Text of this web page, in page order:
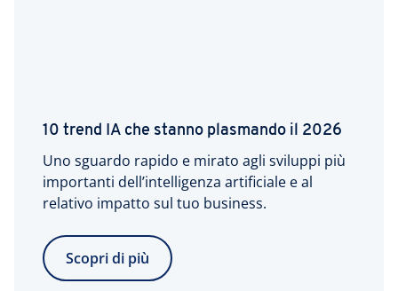
10 trend IA che stanno plasmando il 2026
Uno sguardo rapido e mirato agli sviluppi più
importanti dell’intelligenza artificiale e al
relativo impatto sul tuo business.
Scopri di più